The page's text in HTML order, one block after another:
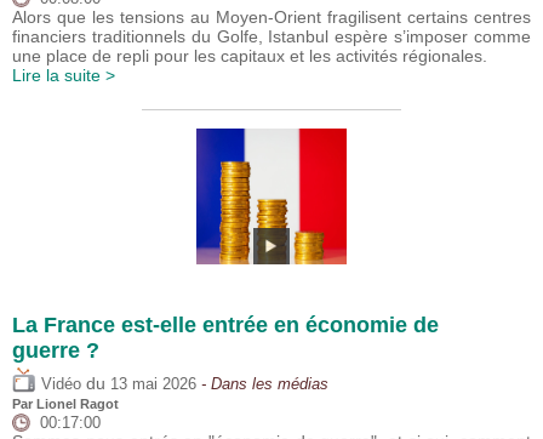
Alors que les tensions au Moyen-Orient fragilisent certains centres
financiers traditionnels du Golfe, Istanbul espère s’imposer comme
une place de repli pour les capitaux et les activités régionales.
Lire la suite >
La France est-elle entrée en économie de
guerre ?
Vidéo du 13 mai 2026 - Dans les médias
Par Lionel Ragot
00:17:00